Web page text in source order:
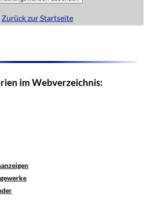
Zurück zur Startseite
im Webverzeichnis: